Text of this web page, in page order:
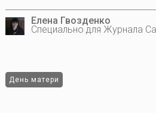
Елена Гвозденко
Специально для Журнала
День матери